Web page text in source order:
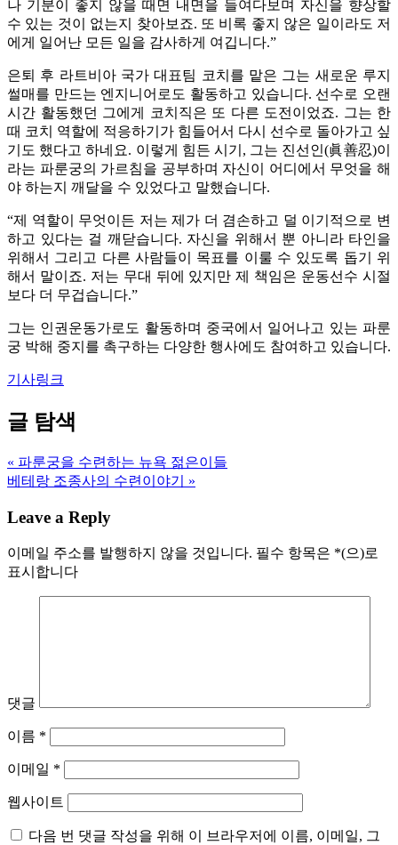
나 기분이 좋지 않을 때면 내면을 들여다보며 자신을 향상할
수 있는 것이 없는지 찾아보죠. 또 비록 좋지 않은 일이라도 저
에게 일어난 모든 일을 감사하게 여깁니다.”
은퇴 후 라트비아 국가 대표팀 코치를 맡은 그는 새로운 루지
썰매를 만드는 엔지니어로도 활동하고 있습니다. 선수로 오랜
시간 활동했던 그에게 코치직은 또 다른 도전이었죠. 그는 한
때 코치 역할에 적응하기가 힘들어서 다시 선수로 돌아가고 싶
기도 했다고 하네요. 이렇게 힘든 시기, 그는 진선인(眞善忍)이
라는 파룬궁의 가르침을 공부하며 자신이 어디에서 무엇을 해
야 하는지 깨달을 수 있었다고 말했습니다.
“제 역할이 무엇이든 저는 제가 더 겸손하고 덜 이기적으로 변
하고 있다는 걸 깨닫습니다. 자신을 위해서 뿐 아니라 타인을
위해서 그리고 다른 사람들이 목표를 이룰 수 있도록 돕기 위
해서 말이죠. 저는 무대 뒤에 있지만 제 책임은 운동선수 시절
보다 더 무겁습니다.”
그는 인권운동가로도 활동하며 중국에서 일어나고 있는 파룬
궁 박해 중지를 촉구하는 다양한 행사에도 참여하고 있습니다.
기사링크
글 탐색
« 파룬궁을 수련하는 뉴욕 젊은이들
베테랑 조종사의 수련이야기 »
Leave a Reply
이메일 주소를 발행하지 않을 것입니다. 필수 항목은 *(으)로
표시합니다
댓글
이름 *
이메일 *
웹사이트
다음 번 댓글 작성을 위해 이 브라우저에 이름, 이메일, 그